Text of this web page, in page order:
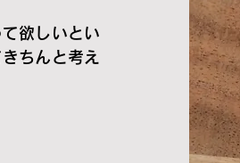
欲しいとい
ちんと考え